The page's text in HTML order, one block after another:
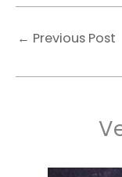
← Previous Post